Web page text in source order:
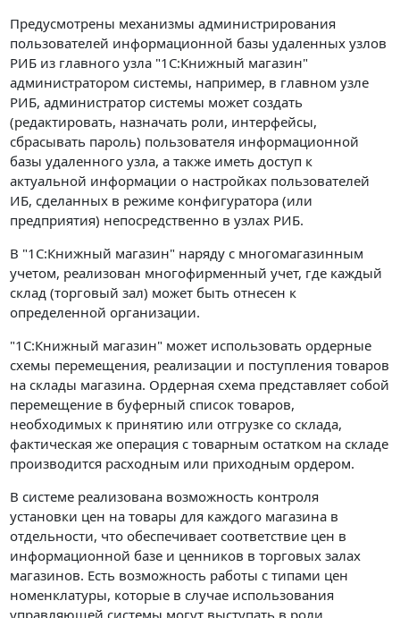
Предусмотрены механизмы администрирования
пользователей информационной базы удаленных узлов
РИБ из главного узла "1С:Книжный магазин"
администратором системы, например, в главном узле
РИБ, администратор системы может создать
(редактировать, назначать роли, интерфейсы,
сбрасывать пароль) пользователя информационной
базы удаленного узла, а также иметь доступ к
актуальной информации о настройках пользователей
ИБ, сделанных в режиме конфигуратора (или
предприятия) непосредственно в узлах РИБ.
В "1С:Книжный магазин" наряду с многомагазинным
учетом, реализован многофирменный учет, где каждый
склад (торговый зал) может быть отнесен к
определенной организации.
"1С:Книжный магазин" может использовать ордерные
схемы перемещения, реализации и поступления товаров
на склады магазина. Ордерная схема представляет собой
перемещение в буферный список товаров,
необходимых к принятию или отгрузке со склада,
фактическая же операция с товарным остатком на складе
производится расходным или приходным ордером.
В системе реализована возможность контроля
установки цен на товары для каждого магазина в
отдельности, что обеспечивает соответствие цен в
информационной базе и ценников в торговых залах
магазинов. Есть возможность работы с типами цен
номенклатуры, которые в случае использования
управляющей системы могут выступать в роли